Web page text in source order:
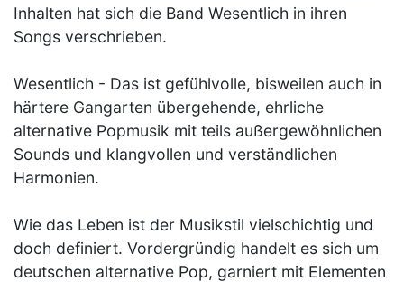
Inhalten hat sich die Band Wesentlich in ihren
Songs verschrieben.
Wesentlich - Das ist gefühlvolle, bisweilen auch in
härtere Gangarten übergehende, ehrliche
alternative Popmusik mit teils außergewöhnlichen
Sounds und klangvollen und verständlichen
Harmonien.
Wie das Leben ist der Musikstil vielschichtig und
doch definiert. Vordergründig handelt es sich um
deutschen alternative Pop, garniert mit Elementen